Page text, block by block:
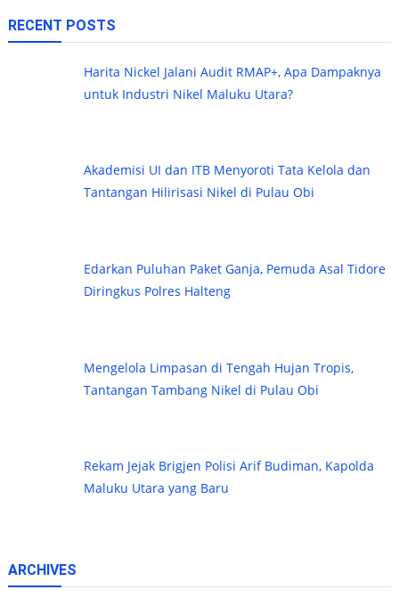
RECENT POSTS
Harita Nickel Jalani Audit RMAP+, Apa Dampaknya
untuk Industri Nikel Maluku Utara?
Akademisi UI dan ITB Menyoroti Tata Kelola dan
Tantangan Hilirisasi Nikel di Pulau Obi
Edarkan Puluhan Paket Ganja, Pemuda Asal Tidore
Diringkus Polres Halteng
Mengelola Limpasan di Tengah Hujan Tropis,
Tantangan Tambang Nikel di Pulau Obi
Rekam Jejak Brigjen Polisi Arif Budiman, Kapolda
Maluku Utara yang Baru
ARCHIVES